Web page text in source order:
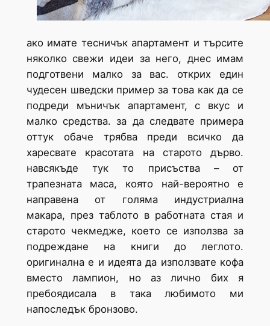
ако имате тесничък апартамент и търсите
няколко свежи идеи за него, днес имам
подготвени малко за вас. открих един
чудесен шведски пример за това как да се
подреди мъничък апартамент, с вкус и
малко средства. за да следвате примера
оттук обаче трябва преди всичко да
харесвате красотата на старото дърво.
навсякъде тук то присъства – от
трапезната маса, която най-вероятно е
направена от голяма индустриална
макара, през таблото в работната стая и
старото чекмедже, което се използва за
подреждане на книги до леглото.
оригинална е и идеята да използвате кофа
вместо лампион, но аз лично бих я
пребоядисала в така любимото ми
напоследък бронзово.